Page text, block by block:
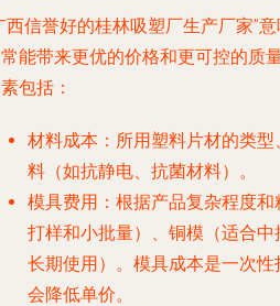
西信誉好的桂林吸塑厂生产厂家”
能带来更优的价格和更可控的质
包括：
材料成本 ：所用塑料片材的类
料（如抗静电、抗菌材料）。
模具费用 ：根据产品复杂程度
打样和小批量）、铜模（适合
长期使用）。模具成本是一次
会降低单价。